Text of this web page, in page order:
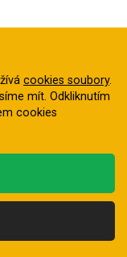
cookies soubory.
mít. Odkliknutím
cookies